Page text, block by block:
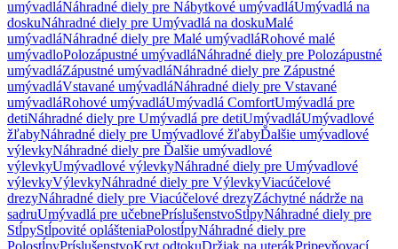
umývadláNáhradné diely pre Nábytkové umývadláUmývadlá na
doskuNáhradné diely pre Umývadlá na doskuMalé
umývadláNáhradné diely pre Malé umývadláRohové malé
umývadloPolozápustné umývadláNáhradné diely pre Polozápustné
umývadláZápustné umývadláNáhradné diely pre Zápustné
umývadláVstavané umývadláNáhradné diely pre Vstavané
umývadláRohové umývadláUmývadlá ComfortUmývadlá pre
detiNáhradné diely pre Umývadlá pre detiUmývadláUmývadlové
žľabyNáhradné diely pre Umývadlové žľabyĎalšie umývadlové
výlevkyNáhradné diely pre Ďalšie umývadlové
výlevkyUmývadlové výlevkyNáhradné diely pre Umývadlové
výlevkyVýlevkyNáhradné diely pre VýlevkyViacúčelové
drezyNáhradné diely pre Viacúčelové drezyZáchytné nádrže na
sadruUmývadlá pre učebnePríslušenstvoStĺpyNáhradné diely pre
StĺpyStĺpovité oplášteniaPolostĺpyNáhradné diely pre
PolostĺpyPríslušenstvoKryt odtokuDržiak na uterákPripevňovací